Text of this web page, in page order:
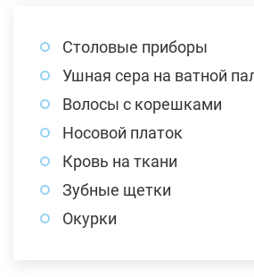
Столовые приборы
Ушная сера на ватной
Волосы с корешками
Носовой платок
Кровь на ткани
Зубные щетки
Окурки